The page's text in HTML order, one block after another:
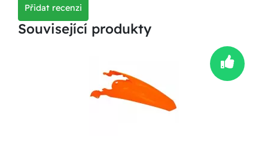
Přidat recenzi
Související produkty